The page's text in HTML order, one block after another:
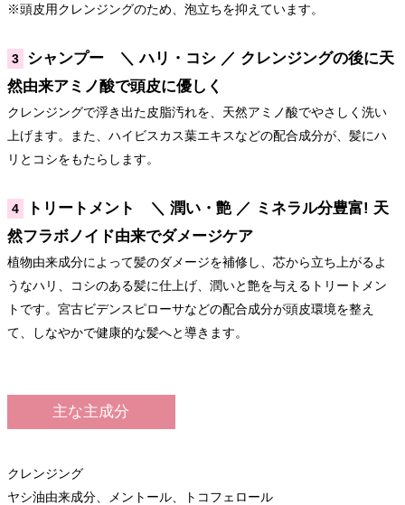
※頭皮用クレンジングのため、泡立ちを抑えています。
3
シャンプー ＼ ハリ・コシ ／ クレンジングの後に天
然由来アミノ酸で頭皮に優しく
クレンジングで浮き出た皮脂汚れを、天然アミノ酸でやさしく洗い
上げます。また、ハイビスカス葉エキスなどの配合成分が、髪にハ
リとコシをもたらします。
4
トリートメント ＼ 潤い・艶 ／ ミネラル分豊富! 天
然フラボノイド由来でダメージケア
植物由来成分によって髪のダメージを補修し、芯から立ち上がるよ
うなハリ、コシのある髪に仕上げ、潤いと艶を与えるトリートメン
トです。宮古ビデンスピローサなどの配合成分が頭皮環境を整え
て、しなやかで健康的な髪へと導きます。
主な主成分
クレンジング
ヤシ油由来成分、メントール、トコフェロール